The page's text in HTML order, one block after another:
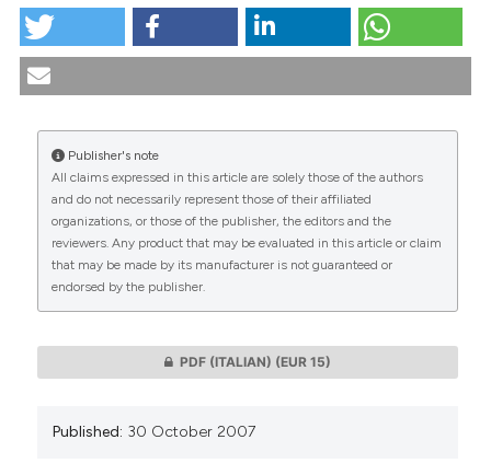
CITATIONS
0 0
L’insegnamento di Giovanni Paolo II sulla vita umana
More Citation Formats
Publisher's note
All claims expressed in this article are solely those of the authors
and do not necessarily represent those of their affiliated
organizations, or those of the publisher, the editors and the
reviewers. Any product that may be evaluated in this article or claim
that may be made by its manufacturer is not guaranteed or
endorsed by the publisher.
PDF (ITALIAN) (EUR 15)
Published: 30 October 2007